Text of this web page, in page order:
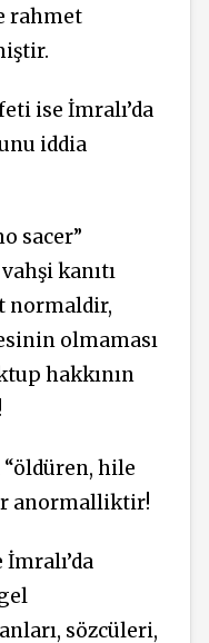
rahmet
ise İmralı’da
iddia
sacer”
kanıtı
normaldir,
olmaması
hakkının
“öldüren, hile
anormalliktir!
sözcüleri,